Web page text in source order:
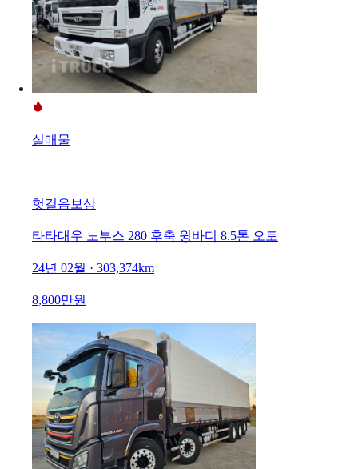
실매물
헛걸음보상
타타대우 노부스 280 후축 윙바디 8.5톤 오토
24년 02월 · 303,374km
8,800만원